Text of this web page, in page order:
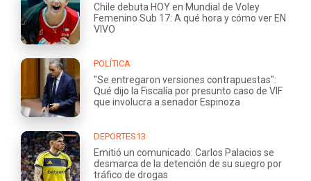
Chile debuta HOY en Mundial de Voley
Femenino Sub 17: A qué hora y cómo ver EN
VIVO
POLÍTICA
"Se entregaron versiones contrapuestas":
Qué dijo la Fiscalía por presunto caso de VIF
que involucra a senador Espinoza
DEPORTES13
Emitió un comunicado: Carlos Palacios se
desmarca de la detención de su suegro por
tráfico de drogas